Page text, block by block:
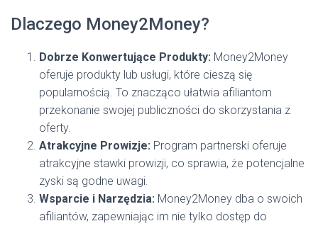
Dlaczego Money2Money?
Dobrze Konwertujące Produkty: Money2Money
oferuje produkty lub usługi, które cieszą się
popularnością. To znacząco ułatwia afiliantom
przekonanie swojej publiczności do skorzystania z
oferty.
Atrakcyjne Prowizje: Program partnerski oferuje
atrakcyjne stawki prowizji, co sprawia, że potencjalne
zyski są godne uwagi.
Wsparcie i Narzędzia: Money2Money dba o swoich
afiliantów, zapewniając im nie tylko dostęp do